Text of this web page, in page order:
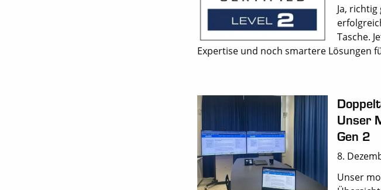
Ja,
Tasche.
Expertise und noch smartere Lösungen
Unser
Gen 2
8.
Unser